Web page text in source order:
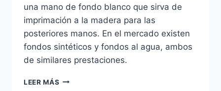
una mano de fondo blanco que sirva de
imprimación a la madera para las
posteriores manos. En el mercado existen
fondos sintéticos y fondos al agua, ambos
de similares prestaciones.
LEER MÁS FONDO